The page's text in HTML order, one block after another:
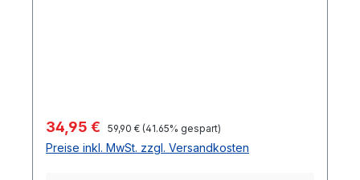
Verkaufspreis:
34,95 € Regulärer Preis:
59,90 € (41.65% gespart)
Preise inkl. MwSt. zzgl. Versandkosten